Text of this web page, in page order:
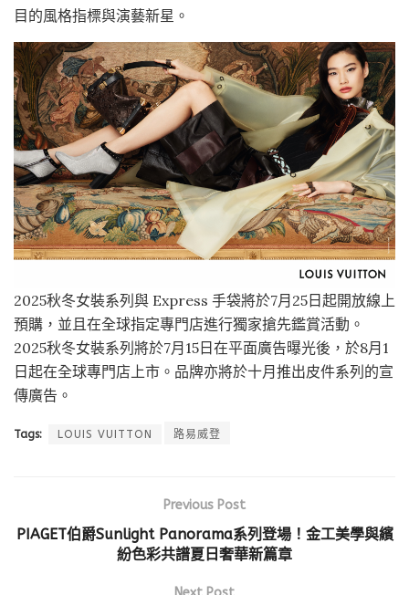
目的風格指標與演藝新星。
2025秋冬女裝系列與 Express 手袋將於7月25日起開放線上
預購，並且在全球指定專門店進行獨家搶先鑑賞活動。
2025秋冬女裝系列將於7月15日在平面廣告曝光後，於8月1
日起在全球專門店上市。品牌亦將於十月推出皮件系列的宣
傳廣告。
Tags: LOUIS VUITTON 路易威登
Previous Post
PIAGET伯爵Sunlight Panorama系列登場！金工美學與繽
紛色彩共譜夏日奢華新篇章